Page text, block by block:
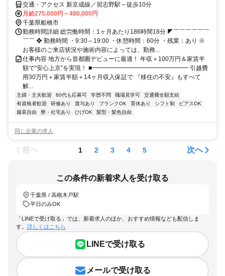
交通・アクセス 新京成線／習志野駅～徒歩10分
月給275,000円～480,000円
千葉県船橋市
勤務時間詳細 総労働時間：1ヶ月あたり186時間18分 ◤￣￣￣￣￣￣
￣￣ ❖ 勤務時間 ・9:30～19:00 ・休憩時間：60分 ・残業：あり ※
お客様のご来店状況や施術内容によっては、勤務...
仕事内容 地方から首都圏デビューに最適！ 年収＋100万円＆家賃半
額で“安心上京”を実現！ ■━━━━━━━━━━━━━━━━ 引越費
用30万円＋家賃半額＋14ヶ月収入保証で 『移住の不安』もすべて
解...
主婦・主夫歓迎 60代も応募可 学歴不問 職場見学可
交通費全額支給
有資格者歓迎
研修あり 賞与あり ブランクOK 育休あり シフト制
ピアスOK
服装自由
寮・社宅あり ひげOK 髪型・髪色自由
同じ企業の求人
前へ 1 2 3 4 5 次へ
この条件の新着求人を受け取る
千葉県 / 高根木戸駅
平日のみOK
「LINEで受け取る」では、新着求人のほか、おすすめ情報なども配信しま
す。 詳しくはこちら
LINEで受け取る
メールで受け取る